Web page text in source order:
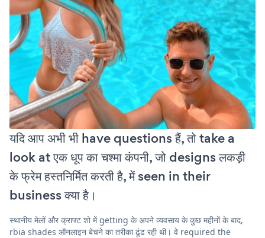
यदि आप अभी भी have questions हैं, तो take a
look at एक धूप का चश्मा कंपनी, जो designs लकड़ी
के फ्रेम हस्तनिर्मित करती है, में seen in their
business क्या है।
स्थानीय मेलों और क्राफ्ट शो में getting के अपने व्यवसाय के कुछ महीनों के बाद,
rbia shades ऑनलाइन बेचने का तरीका ढूंढ रही थी। वे required the